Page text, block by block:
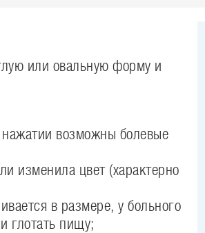
или овальную форму и
возможны болевые
изменила цвет (характерно
в размере, у больного
глотать пищу;